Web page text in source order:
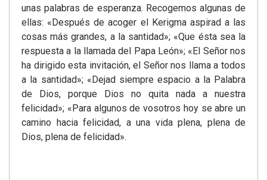
unas palabras de esperanza. Recogemos algunas de
ellas: «Después de acoger el Kerigma aspirad a las
cosas más grandes, a la santidad»; «Que ésta sea la
respuesta a la llamada del Papa León»; «El Señor nos
ha dirigido esta invitación, el Señor nos llama a todos
a la santidad»; «Dejad siempre espacio a la Palabra
de Dios, porque Dios no quita nada a nuestra
felicidad»; «Para algunos de vosotros hoy se abre un
camino hacia felicidad, a una vida plena, plena de
Dios, plena de felicidad».